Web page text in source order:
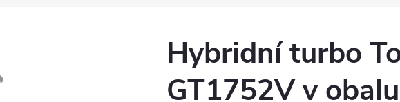
Hybridní turbo
GT1752V v